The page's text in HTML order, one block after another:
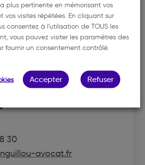
MEMBRE
30
avocat.fr
plus pertinente en mémorisant vos
vos visites répétées. En cliquant sur
consentez à l'utilisation de TOUS les
vous pouvez visiter les paramètres des
fournir un consentement contrôlé.
Accepter Refuser